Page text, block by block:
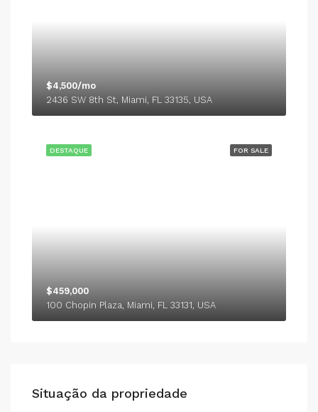
$4,500/mo
2436 SW 8th St, Miami, FL 33135, USA
FOR SALE
DESTAQUE
$459,000
100 Chopin Plaza, Miami, FL 33131, USA
Situação da propriedade